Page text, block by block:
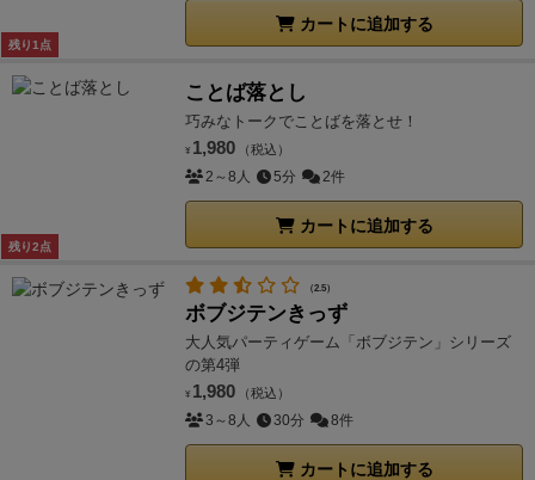
残り1点
カートに追加する
残り2点
ことば落とし
巧みなトークでことばを落とせ！
¥ 1,980 （税込）
2～8人 5分 2件
カートに追加する
（2.5）
ボブジテンきっず
大人気パーティゲーム「ボブジテン」シリーズ
の第4弾
¥ 1,980 （税込）
3～8人 30分 8件
カートに追加する